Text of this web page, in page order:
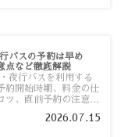
バスの予約は早め
点など徹底解説
夜行バスを利用する
約開始時期、料金の仕
ツ、直前予約の注意点
2026.07.15